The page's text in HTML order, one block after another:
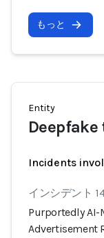
もっと
Entity
Deepfake
Incidents
インシデント
Purportedly
Advertisement